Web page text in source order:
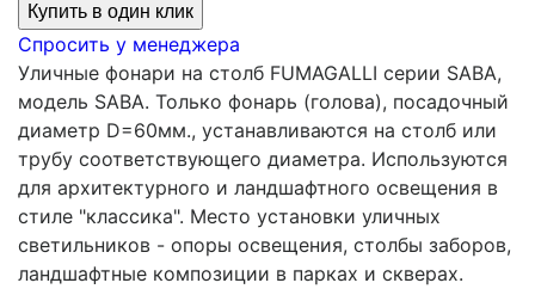
Купить в один клик
Спросить у менеджера
Уличные фонари на столб FUMAGALLI серии SABA,
модель SABA. Только фонарь (голова), посадочный
диаметр D=60мм., устанавливаются на столб или
трубу соответствующего диаметра. Используются
для архитектурного и ландшафтного освещения в
стиле "классика". Место установки уличных
светильников - опоры освещения, столбы заборов,
ландшафтные композиции в парках и скверах.